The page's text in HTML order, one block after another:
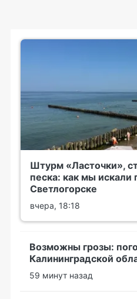
Штурм «Ласточки»,
песка: как мы искали
Светлогорске
вчера, 18:18
Возможны грозы:
Калининградской
59 минут назад